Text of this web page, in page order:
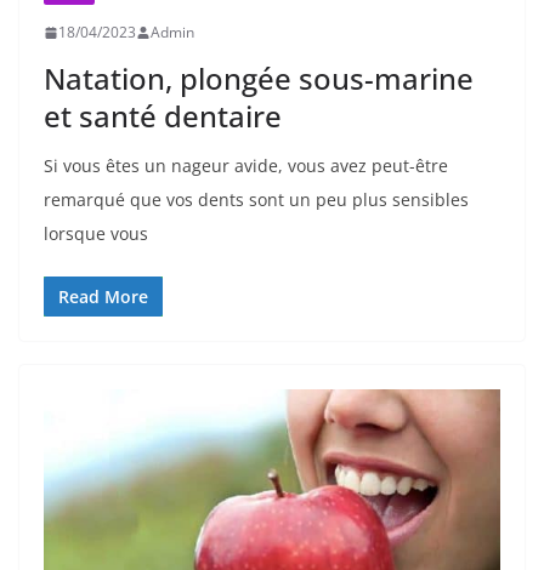
18/04/2023 Admin
Natation, plongée sous-marine
et santé dentaire
Si vous êtes un nageur avide, vous avez peut-être
remarqué que vos dents sont un peu plus sensibles
lorsque vous
Read More